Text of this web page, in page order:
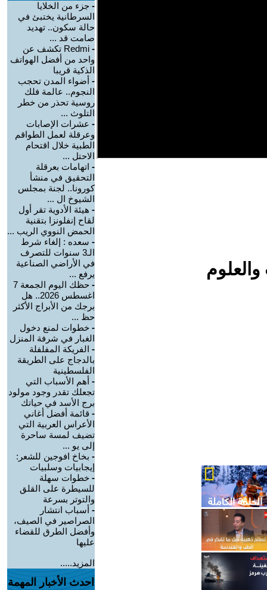
- جزء من الخلايا
السرطانية يختبئ في
حالة سكون.. تهديد
صامت قد ...
-
Redmi تكشف عن
واحد من أفضل الهواتف
الذكية قريبا
- أضواء المدن تحجب
النجوم.. عالمة فلك
روسية تحذر من خطر
التلوث ...
- عشرات الإصابات
وعرقلة لعمل الطواقم
الطبية خلال اقتحام
الاحتل ...
- اتهامات بعرقلة
التحقيق في منشأ
كورونا.. لجنة بمجلس
الشيوخ ال ...
- هيئة الأدوية تقر أول
لقاح إنفلونزا بتقنية
الحمض النووي الريب ...
- سعده : إلغاء شرط
الـ3 سنوات للتصرف
في الأراضي الصناعية
يرفع ...
-
حظك اليوم الجمعة 7
اغسطس 2026.. هل
برجك من الأبراج الأكثر
حظ ...
- خطوات لمنع دخول
الغبار في شرفة المنزل
- الفريكة المفلفلة
بالدجاج على الطريقة
الفلسطينية
- أهم الأسباب التي
تجعلك تقدر وجود مولود
برج الأسد في حياتك
- قائمة أفضل أغاني
الأعراس العربية التي
تضيف لمسة ساحرة
إلى يو ...
- بخاخ افوجين للشعر:
إيجابيات وسلبيات
- خطوات سهلة
للسيطرة على القلق
والتوتر بسرعة
- أسباب انتشار
الصراصير في الصيف،
وأفضل الطرق للقضاء
عليها
المزيد.....
احدث الأخبار المهمة